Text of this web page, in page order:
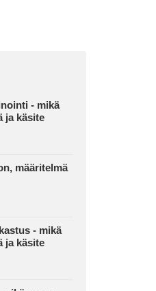
- mikä
ja käsite
määritelmä
- mikä
ja käsite